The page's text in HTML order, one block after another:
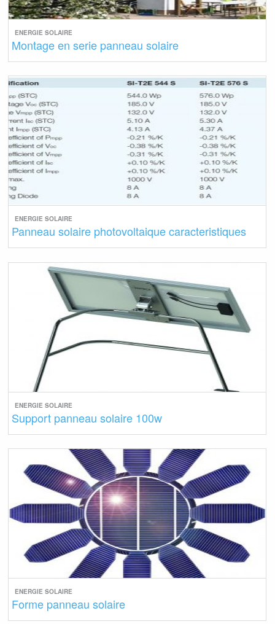
ENERGIE SOLAIRE
Montage en serie panneau solaire
ENERGIE SOLAIRE
Panneau solaire photovoltaique caracteristiques
ENERGIE SOLAIRE
Support panneau solaire 100w
ENERGIE SOLAIRE
Forme panneau solaire